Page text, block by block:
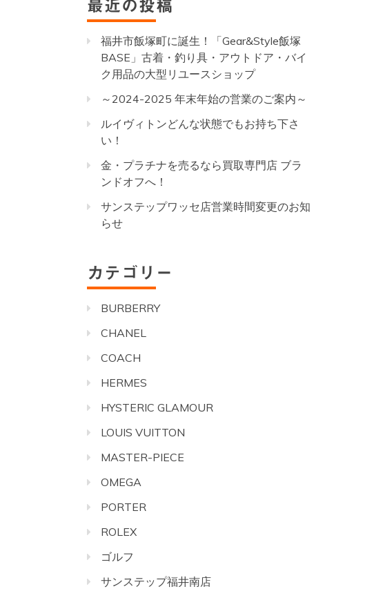
最近の投稿
福井市飯塚町に誕生！「Gear&Style飯塚
BASE」古着・釣り具・アウトドア・バイ
ク用品の大型リユースショップ
～2024-2025 年末年始の営業のご案内～
ルイヴィトンどんな状態でもお持ち下さ
い！
金・プラチナを売るなら買取専門店 ブラ
ンドオフへ！
サンステップワッセ店営業時間変更のお知
らせ
カテゴリー
BURBERRY
CHANEL
COACH
HERMES
HYSTERIC GLAMOUR
LOUIS VUITTON
MASTER-PIECE
OMEGA
PORTER
ROLEX
ゴルフ
サンステップ福井南店